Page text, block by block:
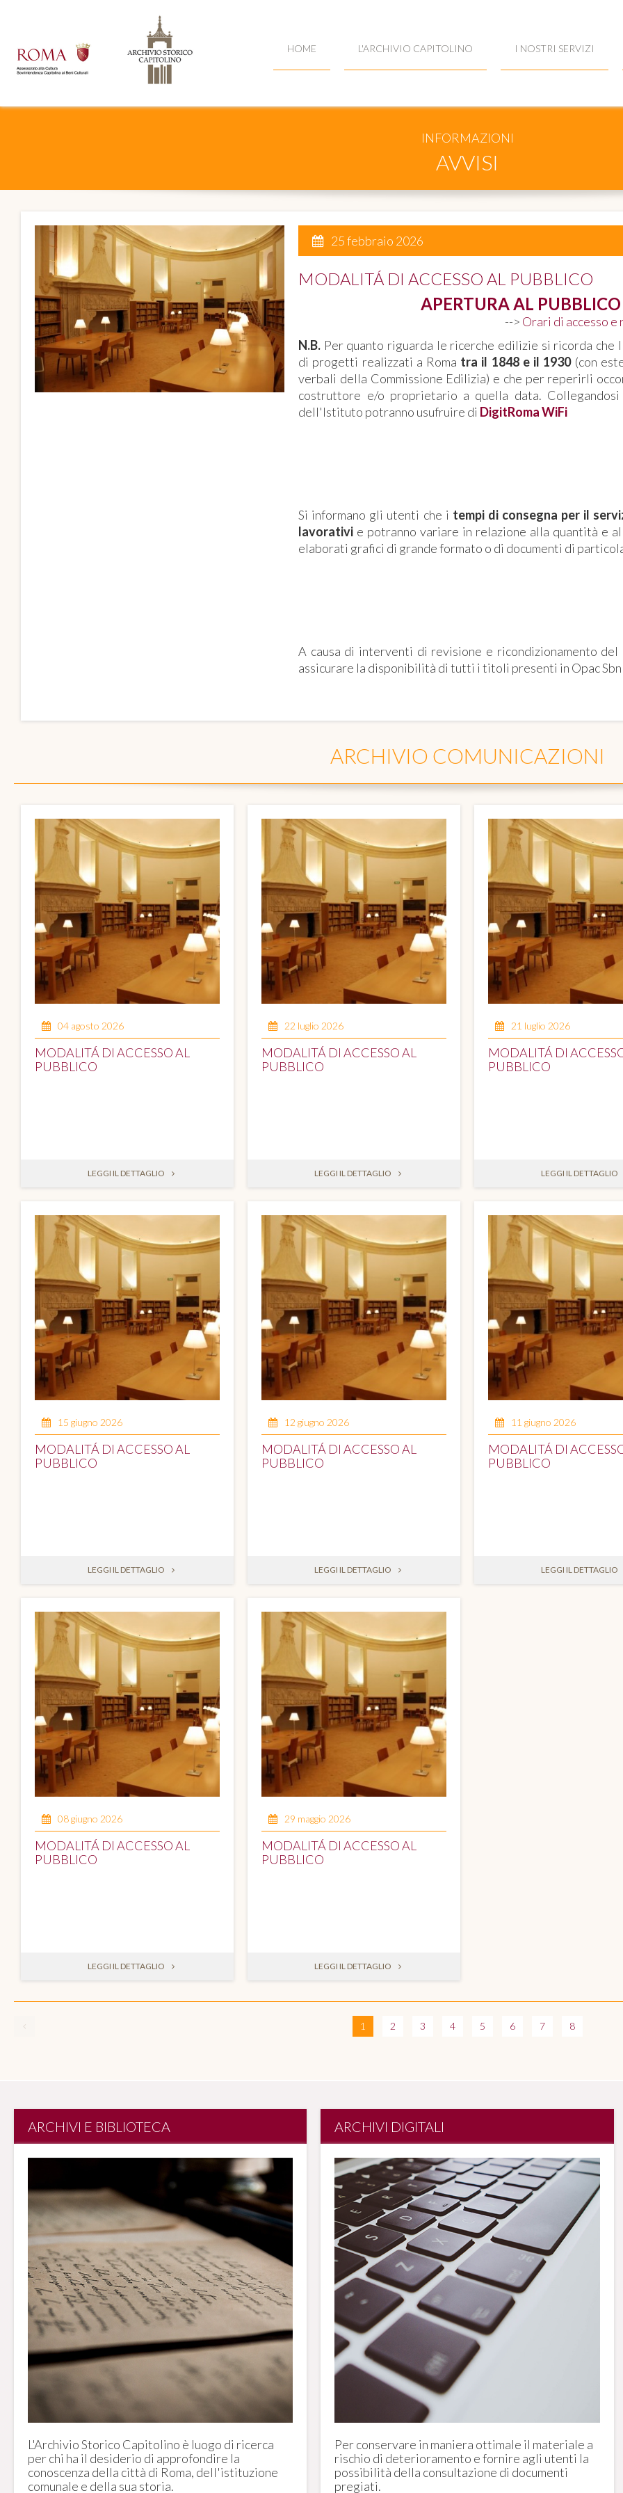
HOME L'ARCHIVIO CAPITOLINO I NOSTRI SERVIZI
INFORMAZIONI
AVVISI
25 febbraio 2026
MODALITÁ DI ACCESSO AL PUBBLICO
APERTURA AL
--> Orari di accesso e
N.B. Per quanto riguarda le ricerche edilizie si ricorda che
di progetti realizzati a Roma tra il 1848 e il 1930(con
verbali della Commissione Edilizia) e che per reperirli
costruttore e/o proprietario a quella data. Collegandosi
dell'Istituto potranno usufruire di DigitRoma WiFi
Si informano gli utenti che i tempi di consegna per il
lavorativi e potranno variare in relazione alla quantità e
elaborati grafici di grande formato o di documenti di
A causa di interventi di revisione e ricondizionamento
assicurare la disponibilità di tutti i titoli presenti in Opac
ARCHIVIO COMUNICAZIONI
04 agosto 2026
MODALITÁ DI ACCESSO AL
PUBBLICO
LEGGI IL DETTAGLIO
22 luglio 2026
MODALITÁ DI ACCESSO AL
PUBBLICO
LEGGI IL DETTAGLIO
21 luglio 2026
MODALITÁ DI
PUBBLICO
LEGGI IL DETTAGLIO
15 giugno 2026
MODALITÁ DI ACCESSO AL
PUBBLICO
LEGGI IL DETTAGLIO
12 giugno 2026
MODALITÁ DI ACCESSO AL
PUBBLICO
LEGGI IL DETTAGLIO
11 giugno 2026
MODALITÁ DI
PUBBLICO
LEGGI IL DETTAGLIO
08 giugno 2026
MODALITÁ DI ACCESSO AL
PUBBLICO
LEGGI IL DETTAGLIO
29 maggio 2026
MODALITÁ DI ACCESSO AL
PUBBLICO
LEGGI IL DETTAGLIO
1 2 3 4 5 6 7 8
ARCHIVI E BIBLIOTECA
L'Archivio Storico Capitolino è luogo di ricerca
per chi ha il desiderio di approfondire la
conoscenza della città di Roma, dell'istituzione
comunale e della sua storia.
ARCHIVI DIGITALI
Per conservare in maniera ottimale il materiale a
rischio di deterioramento e fornire agli utenti la
possibilità della consultazione di documenti
pregiati.